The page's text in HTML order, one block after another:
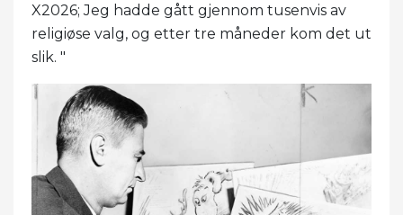
X2026; Jeg hadde gått gjennom tusenvis av
religiøse valg, og etter tre måneder kom det ut
slik. "